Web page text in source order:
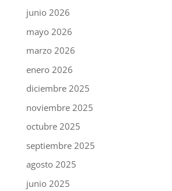
junio 2026
mayo 2026
marzo 2026
enero 2026
diciembre 2025
noviembre 2025
octubre 2025
septiembre 2025
agosto 2025
junio 2025